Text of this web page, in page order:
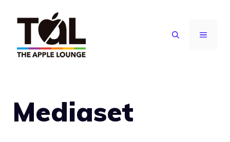
contenuto
MENU
Mediaset